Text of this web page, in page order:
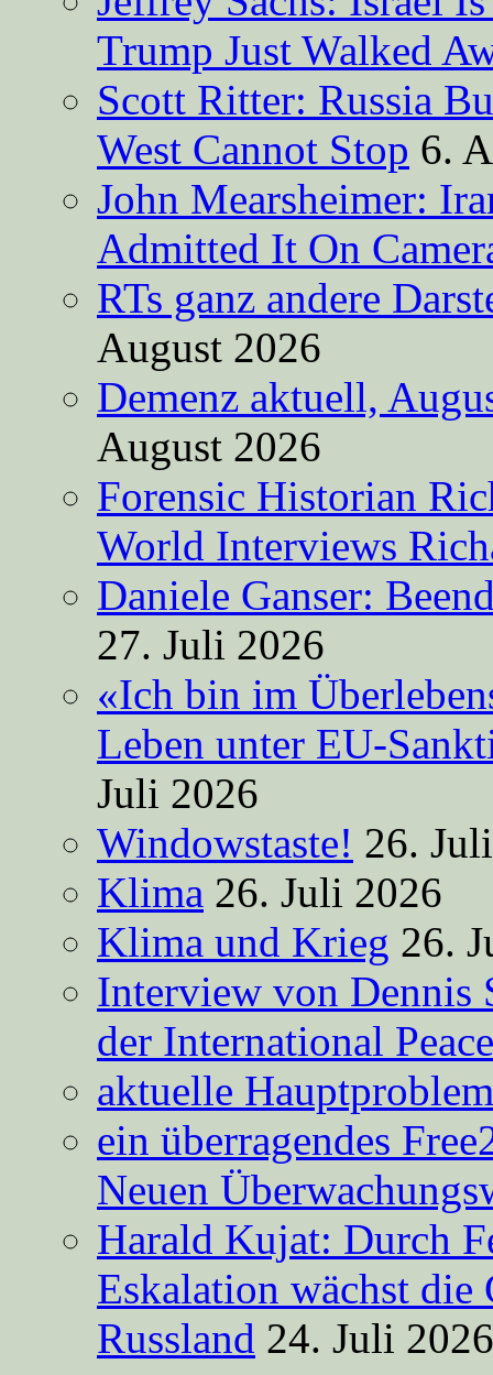
Trump Just Walked
Scott Ritter: Russia
West Cannot Stop 6.
John Mearsheimer:
Admitted It On
RTs ganz andere
August 2026
Demenz aktuell,
August 2026
Forensic Historian
World Interviews
Daniele Ganser:
27. Juli 2026
«Ich bin im
Leben unter EU-
Juli 2026
Windowstaste! 26.
Klima 26. Juli 2026
Klima und Krieg 26.
Interview von Dennis
der International
aktuelle
ein überragendes
Neuen
Harald Kujat: Durch
Eskalation wächst die
Russland 24. Juli 2026